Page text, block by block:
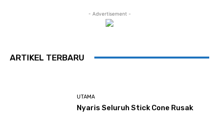
- Advertisement -
ARTIKEL TERBARU
UTAMA
Nyaris Seluruh Stick Cone Rusak